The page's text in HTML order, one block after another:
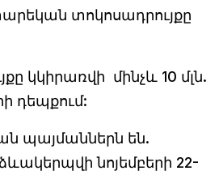
տոկոսադրույքը
կկիրառվի մինչև 10 մլն.
դեպքում:
պայմաններն են.
նոյեմբերի 22-